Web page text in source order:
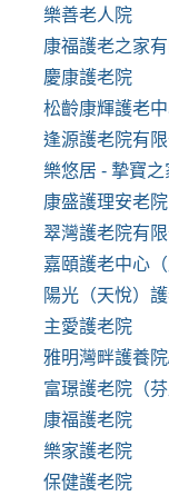
樂善老人院
康福護老之家
慶康護老院
松齡康輝護老
逢源護老院有限
樂悠居 - 摯寶之
康盛護理安老院
翠灣護老院有限
嘉頤護老中心（
陽光（天悅）
主愛護老院
雅明灣畔護養
富璟護老院（
康福護老院
樂家護老院
保健護老院